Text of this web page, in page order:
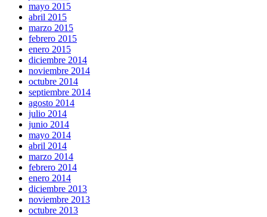
mayo 2015
abril 2015
marzo 2015
febrero 2015
enero 2015
diciembre 2014
noviembre 2014
octubre 2014
septiembre 2014
agosto 2014
julio 2014
junio 2014
mayo 2014
abril 2014
marzo 2014
febrero 2014
enero 2014
diciembre 2013
noviembre 2013
octubre 2013